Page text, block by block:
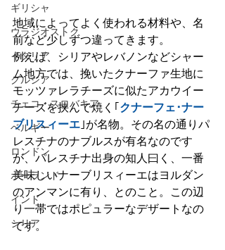
ギリシャ
ウラジオストク
イタリア
グルジア
チェコ・スロバキア
ベルギー
ロンドン
ポーランド
インド
シリア
地域によってよく使われる材料や、名
前など少しずつ違ってきます。
例えば、シリアやレバノンなどシャー
ム地方では、挽いたクナーファ生地に
モッツァレラチーズに似たアカウイー
チーズを挟んで焼く｢クナーフェ･ナー
ブリスィーエ｣が名物。その名の通りパ
レスチナのナブルスが有名なのです
が、パレスチナ出身の知人曰く、一番
美味しいナーブリスィーエはヨルダン
のアンマンに有り、とのこと。この辺
り一帯ではポピュラーなデザートなの
です。